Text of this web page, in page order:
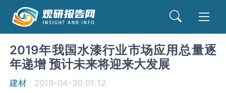
2019年我国水漆行业市场应用总量逐
年递增 预计未来将迎来大发展
建材 2019-04-30 01:12